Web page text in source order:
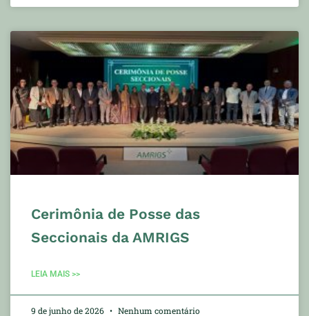
Cerimônia de Posse das
Seccionais da AMRIGS
LEIA MAIS >>
9 de junho de 2026 Nenhum comentário